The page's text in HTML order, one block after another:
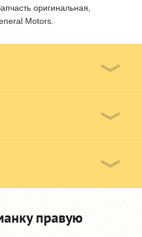
оригинальная,
Motors.
правую